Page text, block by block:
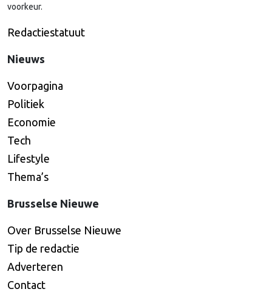
voorkeur.
Redactiestatuut
Nieuws
Voorpagina
Politiek
Economie
Tech
Lifestyle
Thema’s
Brusselse Nieuwe
Over Brusselse Nieuwe
Tip de redactie
Adverteren
Contact